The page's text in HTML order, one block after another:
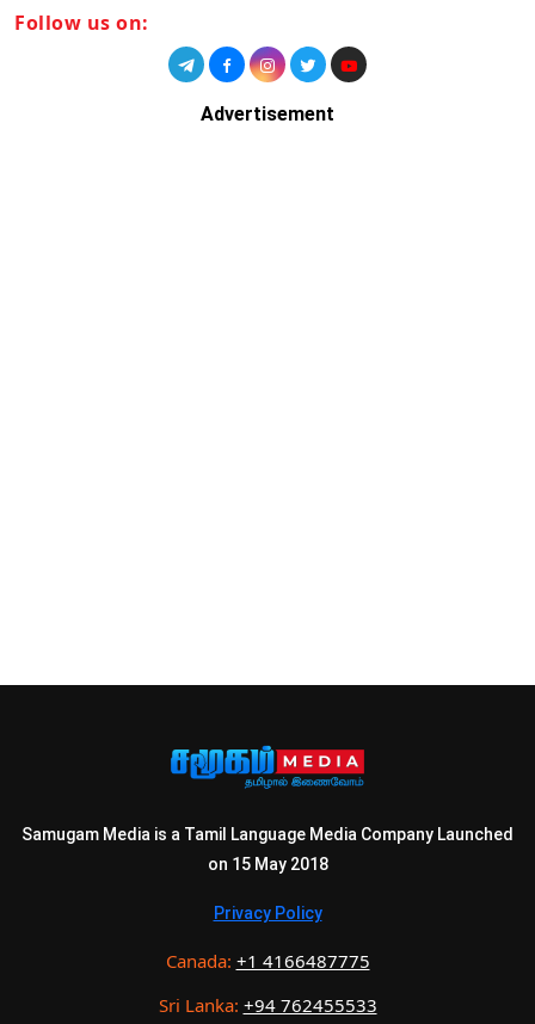
Follow us on:
Advertisement
Samugam Media is a Tamil Language Media Company Launched
on 15 May 2018
Privacy Policy
Canada: +1 4166487775
Sri Lanka: +94 762455533